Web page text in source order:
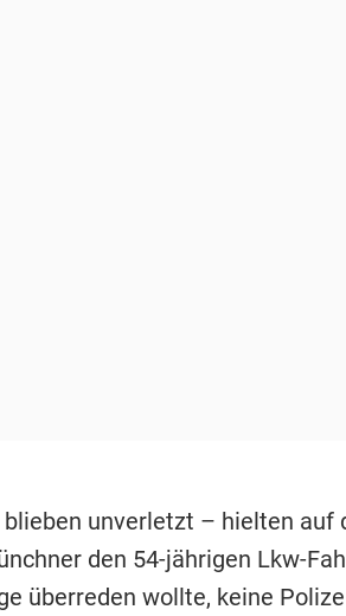
blieben unverletzt – hielten auf
den 54-jährigen Lkw-
überreden wollte, keine